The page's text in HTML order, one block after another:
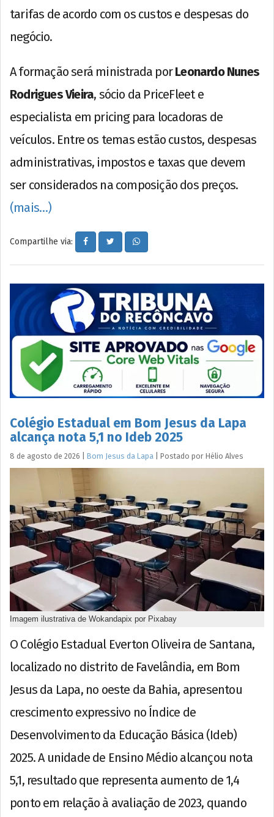
tarifas de acordo com os custos e despesas do
negócio.
A formação será ministrada porLeonardo Nunes
Rodrigues Vieira, sócio da PriceFleet e
especialista em pricing para locadoras de
veículos. Entre os temas estão custos, despesas
administrativas, impostos e taxas que devem
ser considerados na composição dos preços.
(mais…)
Compartilhe via:
Colégio Estadual em Bom Jesus da Lapa
alcança nota 5,1 no Ideb 2025
8 de agosto de 2026 Bom Jesus da Lapa Postado por Hélio Alves
Imagem ilustrativa de Wokandapix por Pixabay
O Colégio Estadual Everton Oliveira de Santana,
localizado no distrito de Favelândia, em Bom
Jesus da Lapa, no oeste da Bahia, apresentou
crescimento expressivo no Índice de
Desenvolvimento da Educação Básica (Ideb)
2025. A unidade de Ensino Médio alcançou nota
5,1, resultado que representa aumento de 1,4
ponto em relação à avaliação de 2023, quando